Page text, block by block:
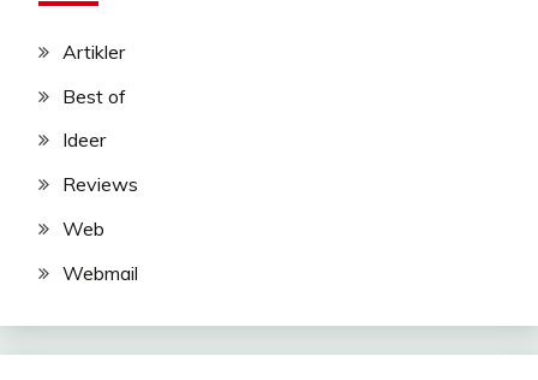
Artikler
Best of
Ideer
Reviews
Web
Webmail